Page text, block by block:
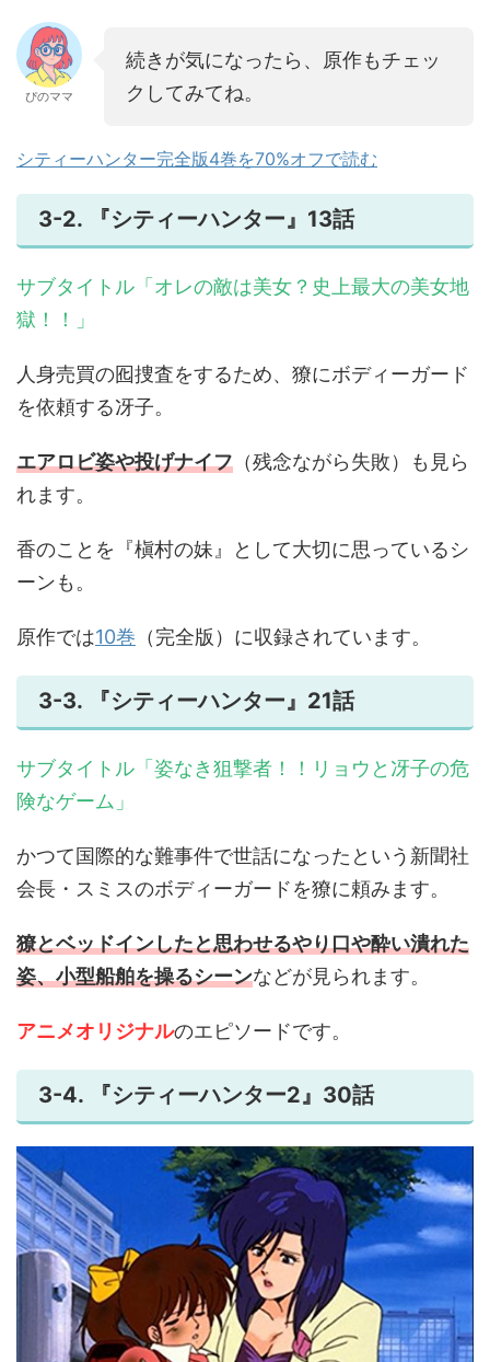
ぴのママ
続きが気になったら、原作もチェッ
クしてみてね。
シティーハンター完全版4巻を70%オフで読む
3-2. 『シティーハンター』13話
サブタイトル「オレの敵は美女？史上最大の美女地
獄！！」
人身売買の囮捜査をするため、獠にボディーガード
を依頼する冴子。
エアロビ姿や投げナイフ （残念ながら失敗）も見ら
れます。
香のことを『槇村の妹』として大切に思っているシ
ーンも。
原作では10巻 （完全版）に収録されています。
3-3. 『シティーハンター』21話
サブタイトル「姿なき狙撃者！！リョウと冴子の危
険なゲーム」
かつて国際的な難事件で世話になったという新聞社
会長・スミスのボディーガードを獠に頼みます。
獠とベッドインしたと思わせるやり口や酔い潰れた
姿、小型船舶を操るシーンなどが見られます。
アニメオリジナルのエピソードです。
3-4. 『シティーハンター2』30話